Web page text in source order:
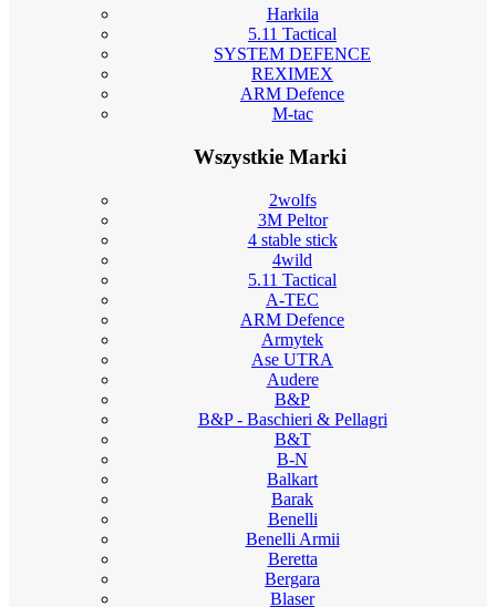
Harkila
5.11 Tactical
SYSTEM DEFENCE
REXIMEX
ARM Defence
M-tac
Wszystkie Marki
2wolfs
3M Peltor
4 stable stick
4wild
5.11 Tactical
A-TEC
ARM Defence
Armytek
Ase UTRA
Audere
B&P
B&P - Baschieri & Pellagri
B&T
B-N
Balkart
Barak
Benelli
Benelli Armii
Beretta
Bergara
Blaser